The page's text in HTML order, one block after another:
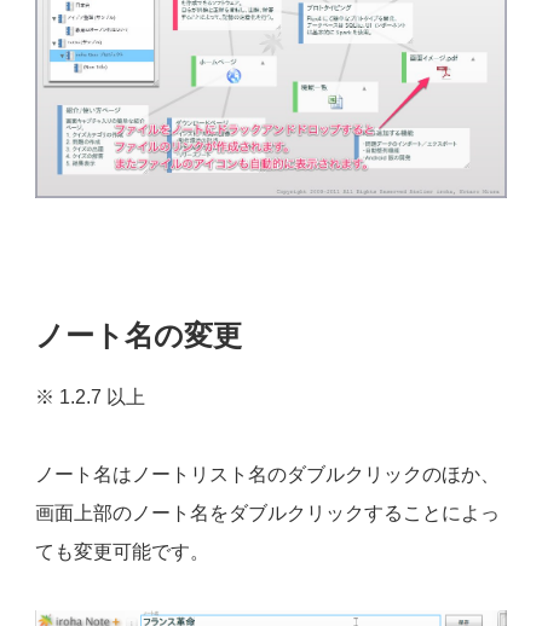
ノート名の変更
※ 1.2.7 以上
ノート名はノートリスト名のダブルクリックのほか、
画面上部のノート名をダブルクリックすることによっ
ても変更可能です。